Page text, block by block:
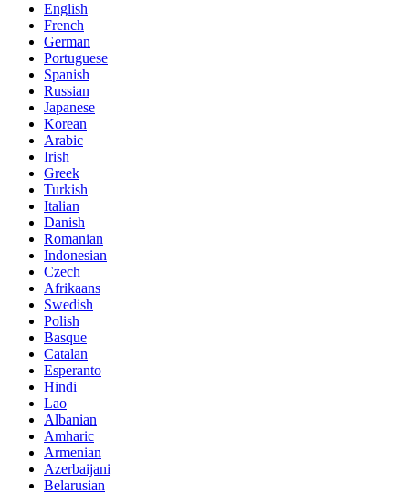
English
French
German
Portuguese
Spanish
Russian
Japanese
Korean
Arabic
Irish
Greek
Turkish
Italian
Danish
Romanian
Indonesian
Czech
Afrikaans
Swedish
Polish
Basque
Catalan
Esperanto
Hindi
Lao
Albanian
Amharic
Armenian
Azerbaijani
Belarusian